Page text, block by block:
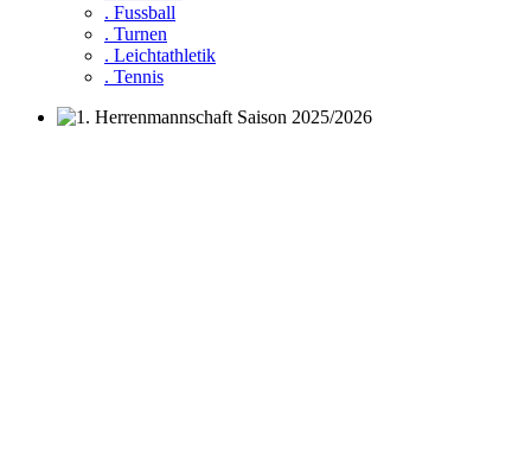
. Fussball
. Turnen
. Leichtathletik
. Tennis